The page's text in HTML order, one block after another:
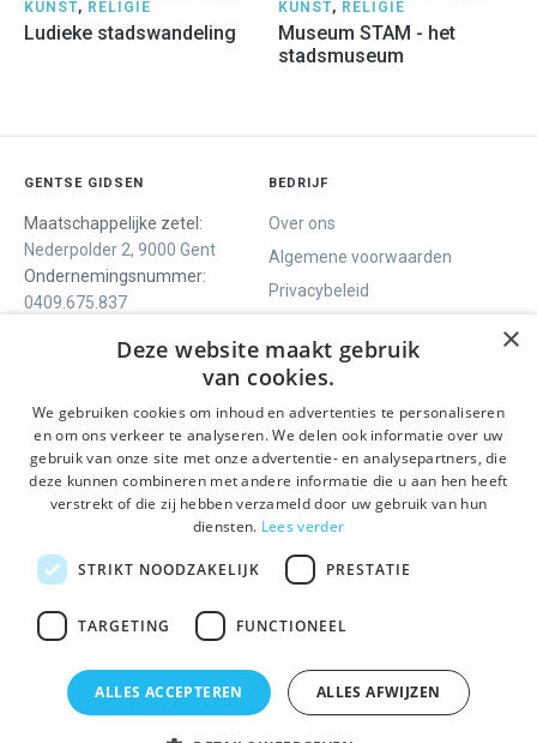
KUNST, RELIGIE
Ludieke stadswandeling
KUNST, RELIGIE
Museum STAM - het
stadsmuseum
GENTSE GIDSEN
Maatschappelijke zetel:
Nederpolder 2, 9000 Gent
Ondernemingsnummer:
0409.675.837
BEDRIJF
Over ons
Algemene voorwaarden
Privacybeleid
ONS AANBOD
Rondleidingen
Dagprogramma
Activiteiten
SOCIALS
Facebook
Instagram
LinkedIn
BLIJF OP DE HOOGTE
Verzenden
×
Deze website maakt gebruik
van cookies.
We gebruiken cookies om inhoud en advertenties te personaliseren
en om ons verkeer te analyseren. We delen ook informatie over uw
gebruik van onze site met onze advertentie- en analysepartners, die
deze kunnen combineren met andere informatie die u aan hen heeft
verstrekt of die zij hebben verzameld door uw gebruik van hun
diensten. Lees verder
STRIKT NOODZAKELIJK PRESTATIE
TARGETING FUNCTIONEEL
ALLES ACCEPTEREN ALLES AFWIJZEN